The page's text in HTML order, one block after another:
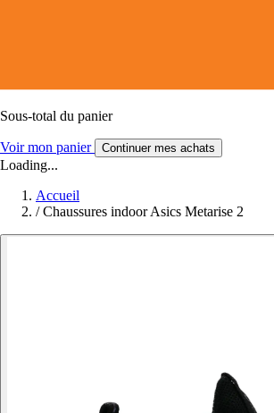
Sous-total du panier
Voir mon panier Continuer mes achats
Loading...
Accueil
/ Chaussures indoor Asics Metarise 2